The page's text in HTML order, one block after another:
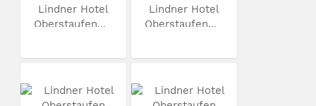
Lindner Hotel
Oberstaufen...
Lindner Hotel
Oberstaufen...